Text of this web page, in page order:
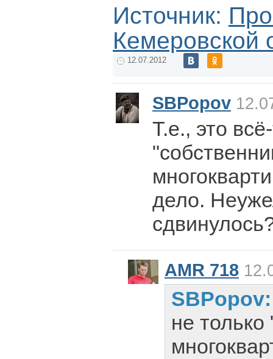
Источник:
Кемеровской
12.07.2012
SBPopov
Т.е., это
дело.
AMR 718
не только